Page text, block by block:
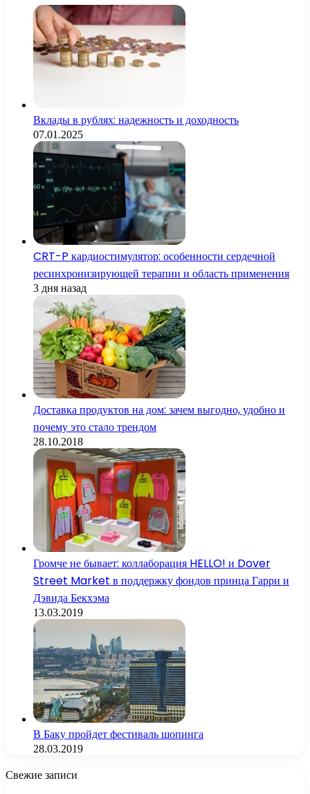
Вклады в рублях: надежность и доходность
07.01.2025
CRT-P кардиостимулятор: особенности сердечной
ресинхронизирующей терапии и область применения
3 дня назад
Доставка продуктов на дом: зачем выгодно, удобно и
почему это стало трендом
28.10.2018
Громче не бывает: коллаборация HELLO! и Dover
Street Market в поддержку фондов принца Гарри и
Дэвида Бекхэма
13.03.2019
В Баку пройдет фестиваль шопинга
28.03.2019
Свежие записи